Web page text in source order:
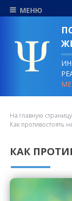
МЕНЮ
На главную страницу
Как противостоять
КАК